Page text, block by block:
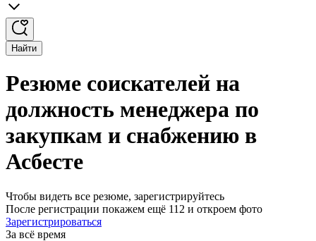
Найти
Резюме соискателей на
должность менеджера по
закупкам и снабжению в
Асбесте
Чтобы видеть все резюме, зарегистрируйтесь
После регистрации покажем ещё 112 и откроем фото
Зарегистрироваться
За всё время